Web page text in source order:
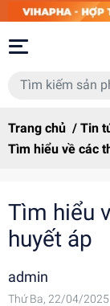
Trang chủ / Tin
Tìm hiểu về các
Tìm hiểu
huyết áp
admin
Thứ Ba, 22/04/2025